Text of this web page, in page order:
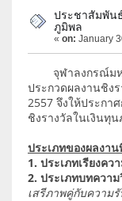
ประชาสัมพัน
ภูมิพล
« on: January
จุฬาลงกรณ์มหา
ประกวดผลงานชิง
2557 จึงให้ประกา
ชิงรางวัลในเงินทุ
ประเภทของผลงา
1. ประเภทเรียงคว
2. ประเภทบทควา
เสรีภาพคู่กับความ